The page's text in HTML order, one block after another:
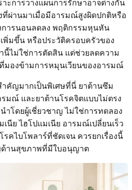
ะการวางแผนการรักษาอาจต่างกัน
ที่ผ่านมาเมื่อมีอารมณ์สูงผิดปกติหรือ
ารนอนลดลง พฤติกรรมหุนหัน
พิ่มขึ้น หรือประวัติครอบครัวของ
นี้ไม่ใช่การตัดสิน แต่ช่วยลดความ
ที่มองข้ามการหมุนเวียนของอารมณ์
ำคัญมากเป็นพิเศษที่นี่ ยาต้านซึม
รมณ์ และยาต้านโรคจิตแบบไม่ตรง
ำโดยผู้เชี่ยวชาญ ไม่ใช่การทดลอง
นีย ไฮโปแมเนีย อารมณ์เปลี่ยนเร็ว
คไบโพลาร์ที่ชัดเจน ควรยกเรื่องนี้
านสุขภาพที่มีใบอนุญาต